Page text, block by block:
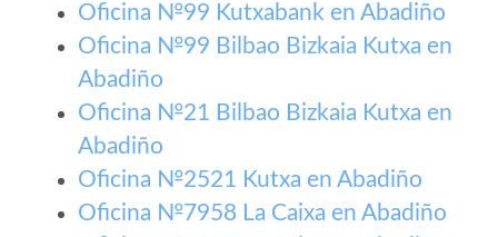
Oficina №99 Kutxabank en Abadiño
Oficina №99 Bilbao Bizkaia Kutxa en
Abadiño
Oficina №21 Bilbao Bizkaia Kutxa en
Abadiño
Oficina №2521 Kutxa en Abadiño
Oficina №7958 La Caixa en Abadiño